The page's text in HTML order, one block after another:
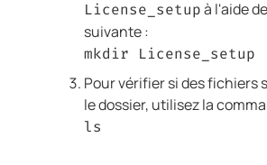
License_setupà l'aide
suivante :
mkdir License_setup
Pour vérifier si des fichiers
le dossier, utilisez la
ls